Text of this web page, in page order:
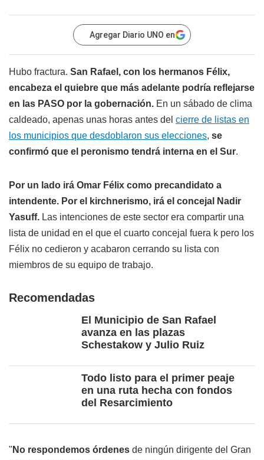
Agregar Diario UNO en
Hubo fractura. San Rafael, con los hermanos Félix,
encabeza el quiebre que más adelante podría reflejarse
en las PASO por la gobernación. En un sábado de clima
caldeado, apenas unas horas antes del cierre de listas en
los municipios que desdoblaron sus elecciones, se
confirmó que el peronismo tendrá interna en el Sur.
Por un lado irá Omar Félix como precandidato a
intendente. Por el kirchnerismo, irá el concejal Nadir
Yasuff. Las intenciones de este sector era compartir una
lista de unidad en el que el cuarto concejal fuera k pero los
Félix no cedieron y acabaron cerrando su lista con
miembros de su equipo de trabajo.
Recomendadas
El Municipio de San Rafael
avanza en las plazas
Schestakow y Julio Ruiz
Todo listo para el primer peaje
en una ruta hecha con fondos
del Resarcimiento
" No respondemos órdenes de ningún dirigente del Gran